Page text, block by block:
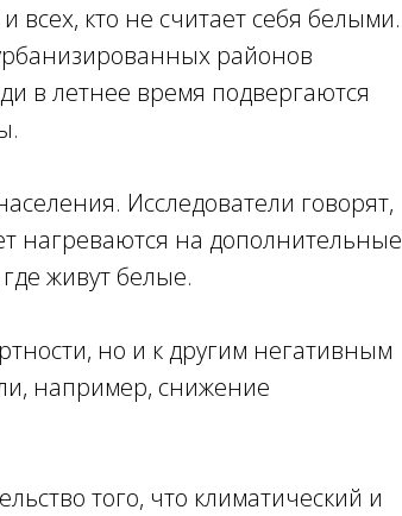
кто не считает себя белыми.
районов
в летнее время подвергаются
Исследователи говорят,
нагреваются на дополнительные
живут белые.
но и к другим негативным
например, снижение
того, что климатический и